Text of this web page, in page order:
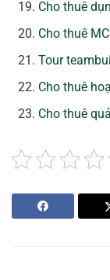
Cho thuê
Cho thuê
Tour
Cho thuê
Cho thuê